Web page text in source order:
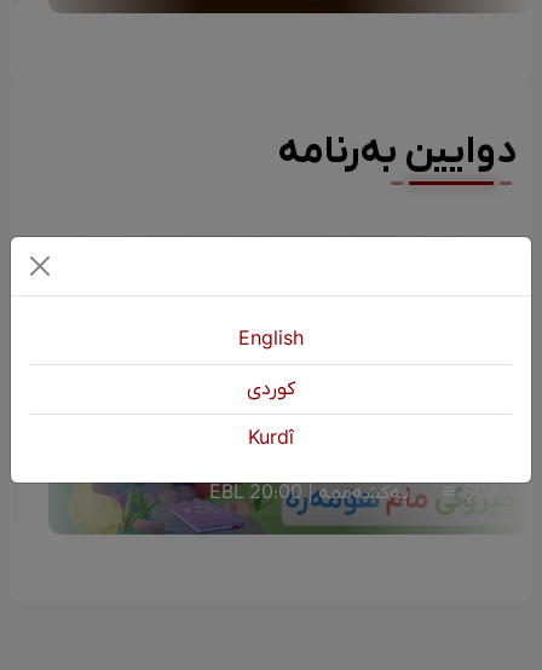
دوایین بەرنامە
چیرۆکی منداڵان (چیرۆکی مام هۆمەرە)
S02 یەکشەممە | 20:00 EBL
English
كوردی
Kurdî